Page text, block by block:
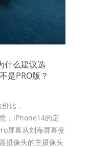
什么建议选
是PRO版？
比，
，iPhone14的定
屏幕从刘海屏幕变
摄像头的主摄像头